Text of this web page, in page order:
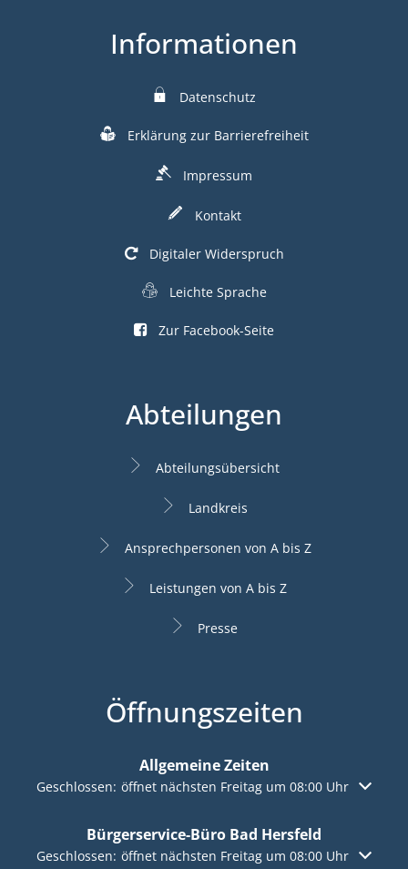
Informationen
Datenschutz
Erklärung zur Barrierefreiheit
Impressum
Kontakt
Digitaler Widerspruch
Leichte Sprache
Zur Facebook-Seite
Abteilungen
Abteilungsübersicht
Landkreis
Ansprechpersonen von A bis Z
Leistungen von A bis Z
Presse
Öffnungszeiten
Allgemeine Zeiten
Klicken, um weitere Öffnungs- oder Schließzeiten
Geschlossen: öffnet nächsten Freitag um 08:00 Uhr
Bürgerservice-Büro Bad Hersfeld
Klicken, um weitere Öffnungs- oder Schließzeiten
Geschlossen: öffnet nächsten Freitag um 08:00 Uhr